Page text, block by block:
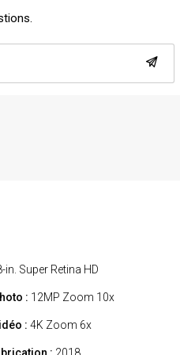
in. Super Retina HD
: 12MP Zoom 10x
: 4K Zoom 6x